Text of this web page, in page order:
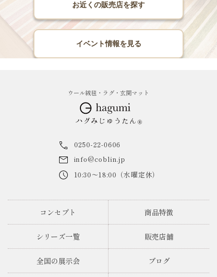
お近くの販売店を探す
イベント情報を見る
ウール絨毯・ラグ・玄関マット
0250-22-0606
info@coblin.jp
10:30～18:00（水曜定休）
コンセプト 商品特徴
シリーズ一覧 販売店舗
全国の展示会 ブログ